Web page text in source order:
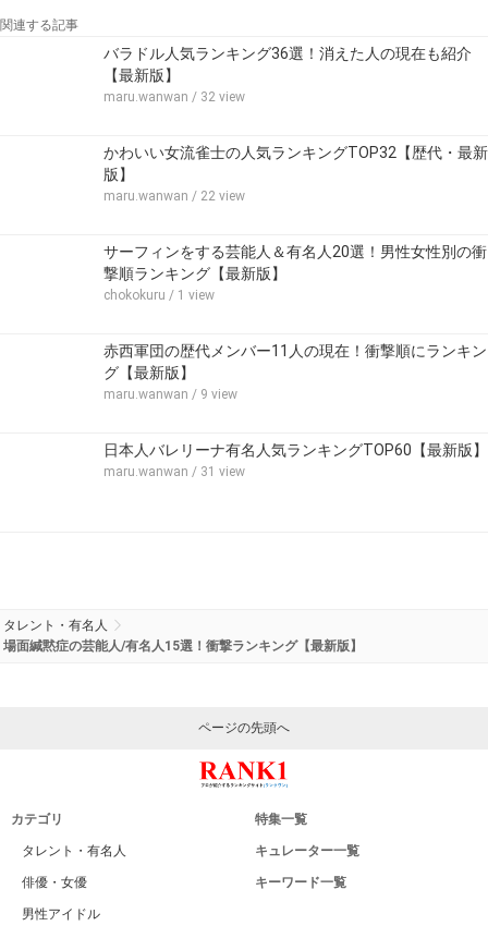
関連する記事
バラドル人気ランキング36選！消えた人の現在も紹介
【最新版】
maru.wanwan / 32 view
かわいい女流雀士の人気ランキングTOP32【歴代・最新
版】
maru.wanwan / 22 view
サーフィンをする芸能人＆有名人20選！男性女性別の衝
撃順ランキング【最新版】
chokokuru / 1 view
赤西軍団の歴代メンバー11人の現在！衝撃順にランキン
グ【最新版】
maru.wanwan / 9 view
日本人バレリーナ有名人気ランキングTOP60【最新版】
maru.wanwan / 31 view
タレント・有名人
場面緘黙症の芸能人/有名人15選！衝撃ランキング【最新版】
ページの先頭へ
カテゴリ
タレント・有名人
俳優・女優
男性アイドル
特集一覧
キュレーター一覧
キーワード一覧